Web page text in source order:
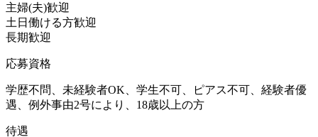
主婦(夫)歓迎
土日働ける方歓迎
長期歓迎
応募資格
学歴不問、未経験者OK、学生不可、ピアス不可、経験者優
遇、例外事由2号により、18歳以上の方
待遇